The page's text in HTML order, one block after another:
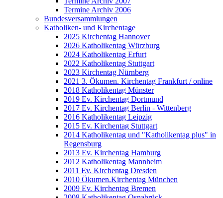
Termine Archiv 2006
Bundesversammlungen
Katholiken- und Kirchentage
2025 Kirchentag Hannover
2026 Katholikentag Würzburg
2024 Katholikentag Erfurt
2022 Katholikentag Stuttgart
2023 Kirchentag Nürnberg
2021 3. Ökumen. Kirchentag Frankfurt / online
2018 Katholikentag Münster
2019 Ev. Kirchentag Dortmund
2017 Ev. Kirchentag Berlin - Wittenberg
2016 Katholikentag Leipzig
2015 Ev. Kirchentag Stuttgart
2014 Katholikentag und "Katholikentag plus" in
Regensburg
2013 Ev. Kirchentag Hamburg
2012 Katholikentag Mannheim
2011 Ev. Kirchentag Dresden
2010 Ökumen.Kirchentag München
2009 Ev. Kirchentag Bremen